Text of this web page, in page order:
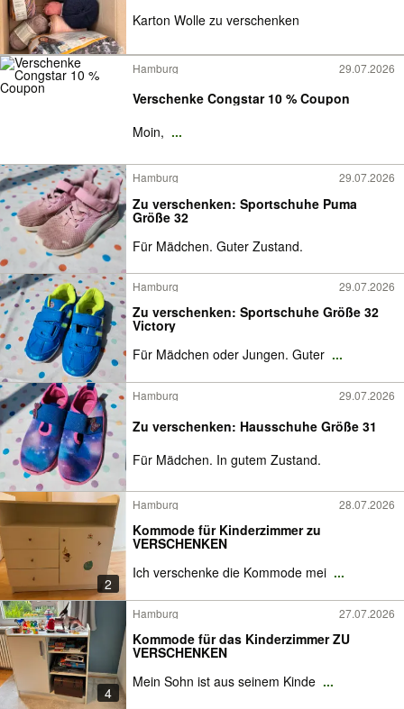
Karton Wolle zu verschenken
Hamburg 29.07.2026
Verschenke Congstar 10 % Coupon
Moin, ...
Hamburg 29.07.2026
Zu verschenken: Sportschuhe Puma
Größe 32
Für Mädchen. Guter Zustand.
Hamburg 29.07.2026
Zu verschenken: Sportschuhe Größe 32
Victory
Für Mädchen oder Jungen. Guter ...
Hamburg 29.07.2026
Zu verschenken: Hausschuhe Größe 31
Für Mädchen. In gutem Zustand.
2
Hamburg 28.07.2026
Kommode für Kinderzimmer zu
VERSCHENKEN
Ich verschenke die Kommode mei ...
4
Hamburg 27.07.2026
Kommode für das Kinderzimmer ZU
VERSCHENKEN
Mein Sohn ist aus seinem Kinde ...